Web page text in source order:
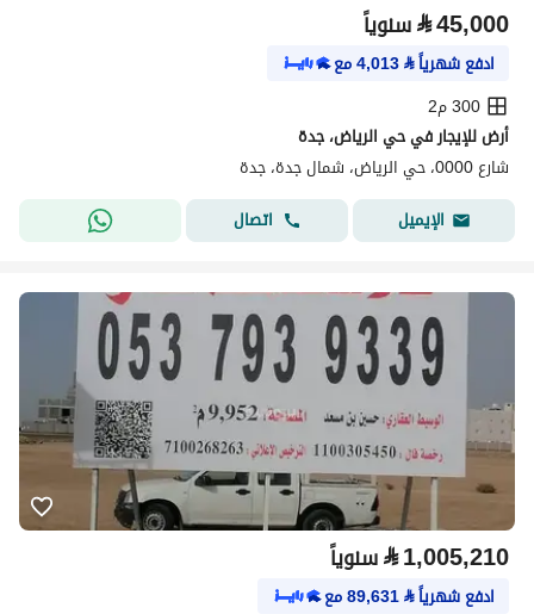
⃁45,000 سنوياً
ادفع شهرياً⃁
4,013مع
300 م2
أرض للإيجار في حي الرياض، جدة
شارع 0000، حي الرياض، شمال جدة، جدة
الإيميل
اتصال
⃁1,005,210 سنوياً
ادفع شهرياً⃁
89,631مع